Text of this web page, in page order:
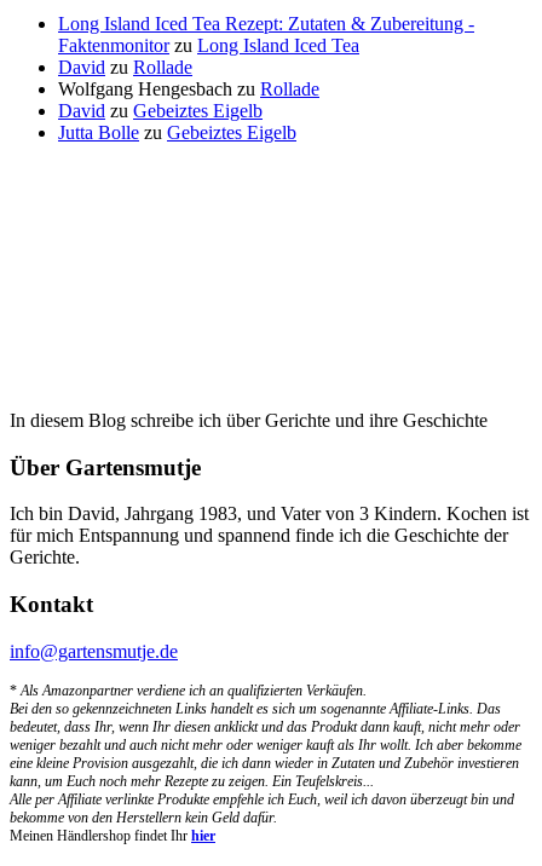
Long Island Iced Tea Rezept: Zutaten & Zubereitung -
Faktenmonitorzu Long Island Iced Tea
David zu Rollade
Wolfgang Hengesbach zu Rollade
David zu Gebeiztes Eigelb
Jutta Bolle zu Gebeiztes Eigelb
In diesem Blog schreibe ich über Gerichte und ihre Geschichte
Über Gartensmutje
Ich bin David, Jahrgang 1983, und Vater von 3 Kindern. Kochen ist
für mich Entspannung und spannend finde ich die Geschichte der
Gerichte.
Kontakt
info@gartensmutje.de
* Als Amazonpartner verdiene ich an qualifizierten Verkäufen.
Bei den so gekennzeichneten Links handelt es sich um sogenannte Affiliate-Links. Das
bedeutet, dass Ihr, wenn Ihr diesen anklickt und das Produkt dann kauft, nicht mehr oder
weniger bezahlt und auch nicht mehr oder weniger kauft als Ihr wollt. Ich aber bekomme
eine kleine Provision ausgezahlt, die ich dann wieder in Zutaten und Zubehör investieren
kann, um Euch noch mehr Rezepte zu zeigen. Ein Teufelskreis...
Alle per Affiliate verlinkte Produkte empfehle ich Euch, weil ich davon überzeugt bin und
bekomme von den Herstellern kein Geld dafür.
Meinen Händlershop findet Ihr hier